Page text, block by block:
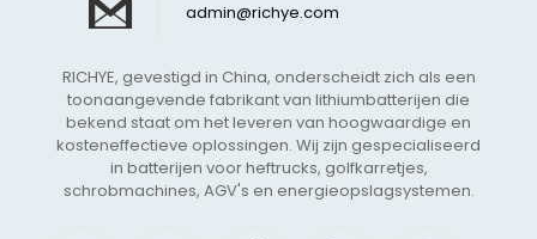
admin@richye.com
RICHYE, gevestigd in China, onderscheidt zich als een
toonaangevende fabrikant van lithiumbatterijen die
bekend staat om het leveren van hoogwaardige en
kosteneffectieve oplossingen. Wij zijn gespecialiseerd
in batterijen voor heftrucks, golfkarretjes,
schrobmachines, AGV's en energieopslagsystemen.